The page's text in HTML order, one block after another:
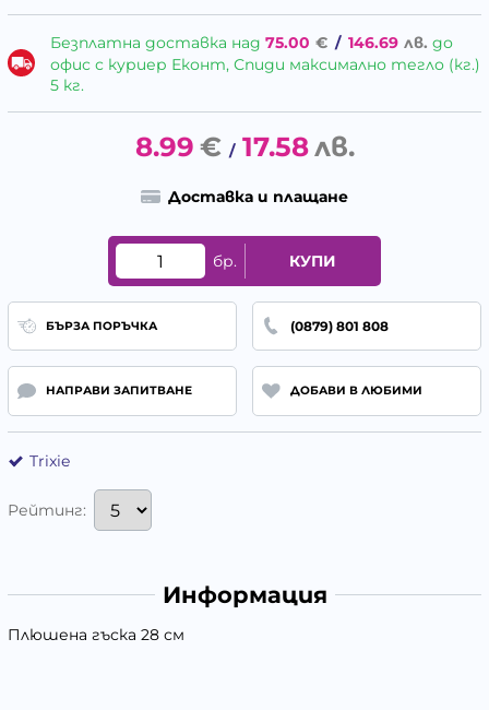
Безплатна доставка над 75.00 € / 146.69 лв. до
офис с куриер Еконт, Спиди максимално тегло (кг.)
5 кг.
8.99 € / 17.58лв.
Доставка и плащане
бр. КУПИ
БЪРЗА ПОРЪЧКА (0879) 801 808
НАПРАВИ ЗАПИТВАНЕ ДОБАВИ В ЛЮБИМИ
Trixie
Рейтинг:
Информация
Плюшена гъска 28 см